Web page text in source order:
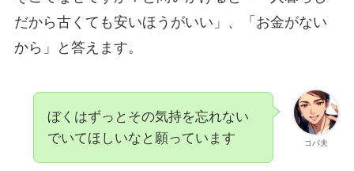
だから古くても安いほうがいい」、「お金がない
から」と答えます。
コバ夫
ぼくはずっとその気持を忘れない
でいてほしいなと願っています